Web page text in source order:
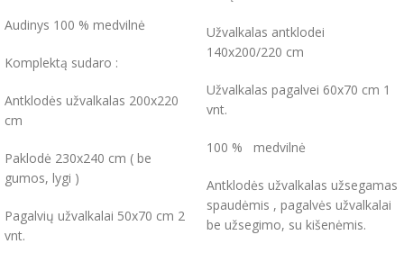
Audinys 100 % medvilnė
Komplektą sudaro :
Antklodės užvalkalas 200x220
cm
Paklodė 230x240 cm ( be
gumos, lygi )
Pagalvių užvalkalai 50x70 cm 2
vnt.
Užvalkalas antklodei
140x200/220 cm
Užvalkalas pagalvei 60x70 cm 1
vnt.
100 % medvilnė
Antklodės užvalkalas užsegamas
spaudėmis , pagalvės užvalkalai
be užsegimo, su kišenėmis.